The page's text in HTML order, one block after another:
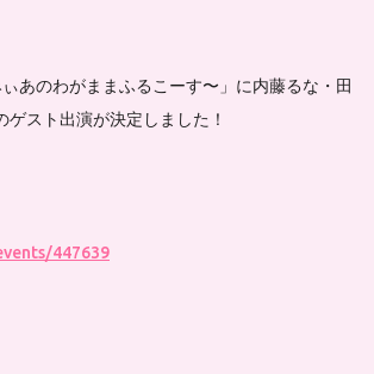
あのわがままふるこーす〜」に内藤るな・田
ゲスト出演が決定しました！
447639